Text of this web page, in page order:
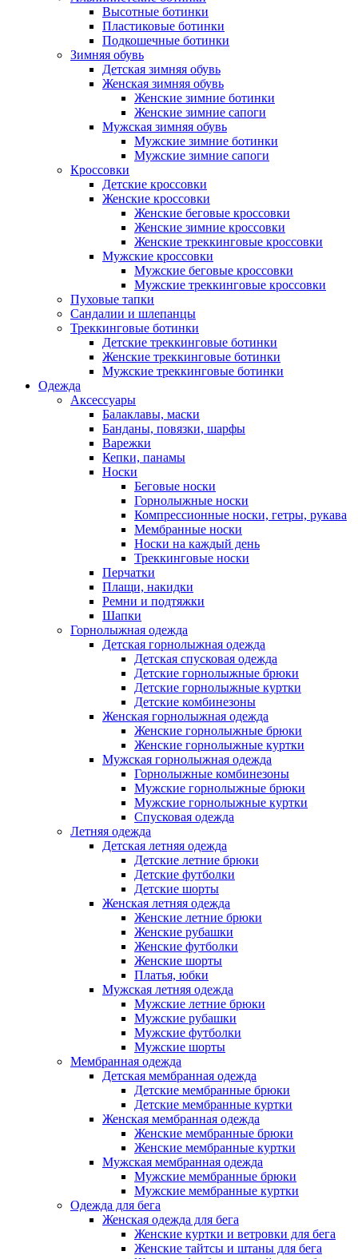
Высотные ботинки
Пластиковые ботинки
Подкошечные ботинки
Зимняя обувь
Детская зимняя обувь
Женская зимняя обувь
Женские зимние ботинки
Женские зимние сапоги
Мужская зимняя обувь
Мужские зимние ботинки
Мужские зимние сапоги
Кроссовки
Детские кроссовки
Женские кроссовки
Женские беговые кроссовки
Женские зимние кроссовки
Женские треккинговые кроссовки
Мужские кроссовки
Мужские беговые кроссовки
Мужские треккинговые кроссовки
Пуховые тапки
Сандалии и шлепанцы
Треккинговые ботинки
Детские треккинговые ботинки
Женские треккинговые ботинки
Мужские треккинговые ботинки
Одежда
Аксессуары
Балаклавы, маски
Банданы, повязки, шарфы
Варежки
Кепки, панамы
Носки
Беговые носки
Горнолыжные носки
Компрессионные носки, гетры, рукава
Мембранные носки
Носки на каждый день
Треккинговые носки
Перчатки
Плащи, накидки
Ремни и подтяжки
Шапки
Горнолыжная одежда
Детская горнолыжная одежда
Детская спусковая одежда
Детские горнолыжные брюки
Детские горнолыжные куртки
Детские комбинезоны
Женская горнолыжная одежда
Женские горнолыжные брюки
Женские горнолыжные куртки
Мужская горнолыжная одежда
Горнолыжные комбинезоны
Мужские горнолыжные брюки
Мужские горнолыжные куртки
Спусковая одежда
Летняя одежда
Детская летняя одежда
Детские летние брюки
Детские футболки
Детские шорты
Женская летняя одежда
Женские летние брюки
Женские рубашки
Женские футболки
Женские шорты
Платья, юбки
Мужская летняя одежда
Мужские летние брюки
Мужские рубашки
Мужские футболки
Мужские шорты
Мембранная одежда
Детская мембранная одежда
Детские мембранные брюки
Детские мембранные куртки
Женская мембранная одежда
Женские мембранные брюки
Женские мембранные куртки
Мужская мембранная одежда
Мужские мембранные брюки
Мужские мембранные куртки
Одежда для бега
Женская одежда для бега
Женские куртки и ветровки для бега
Женские тайтсы и штаны для бега